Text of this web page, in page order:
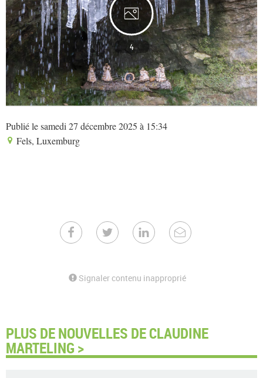
4
Publié le samedi 27 décembre 2025 à 15:34
Fels, Luxemburg
Signaler contenu inapproprié
PLUS DE NOUVELLES DE CLAUDINE
MARTELING >